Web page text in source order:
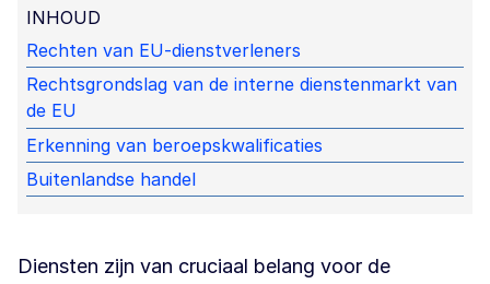
INHOUD
Rechten van EU-dienstverleners
Rechtsgrondslag van de interne dienstenmarkt van
de EU
Erkenning van beroepskwalificaties
Buitenlandse handel
Diensten zijn van cruciaal belang voor de